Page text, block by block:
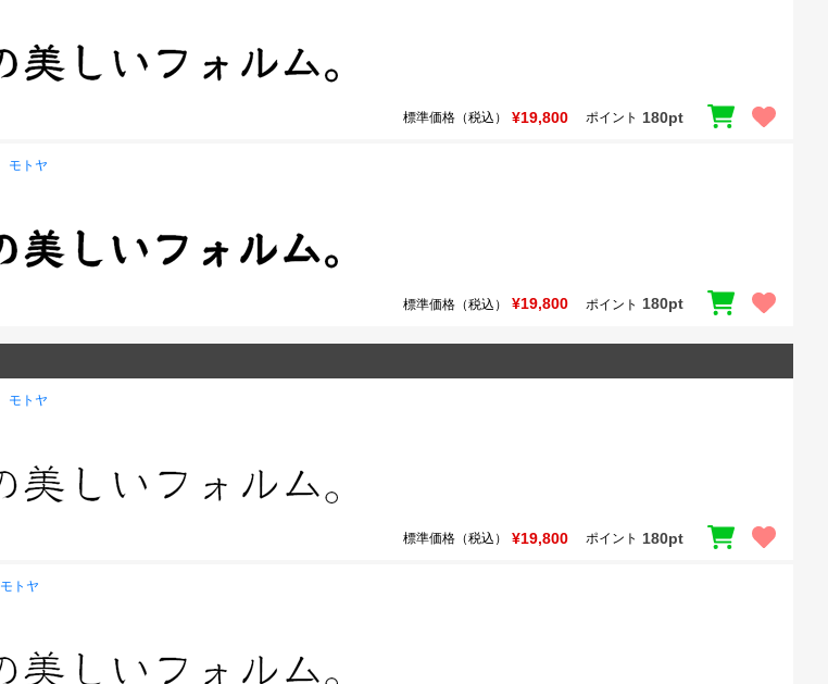
標準価格（税込） ¥19,800 ポイント 180pt
モトヤ
標準価格（税込） ¥19,800 ポイント 180pt
モトヤ
標準価格（税込） ¥19,800 ポイント 180pt
モトヤ